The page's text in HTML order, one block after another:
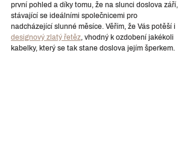
první pohled a díky tomu, že na slunci doslova září,
stávající se ideálními společnicemi pro
nadcházející slunné měsíce. Věřím, že Vás potěší i
designový zlatý řetěz, vhodný k ozdobení jakékoli
kabelky, který se tak stane doslova jejím šperkem.